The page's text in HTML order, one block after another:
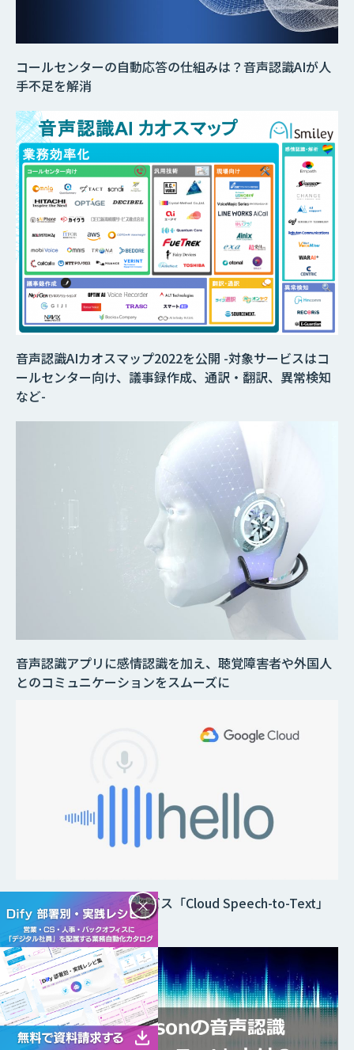
Googleの音声認識サービス「Cloud Speech-to-Text」
で文字起こしが可能に
音声認識アプリに感情認識を加え、聴覚障害者や外国人
とのコミュニケーションをスムーズに
コールセンターの自動応答の仕組みは？音声認識AIが人
手不足を解消
音声認識AIカオスマップ2022を公開 -対象サービスはコ
ールセンター向け、議事録作成、通訳・翻訳、異常検知
など-
×